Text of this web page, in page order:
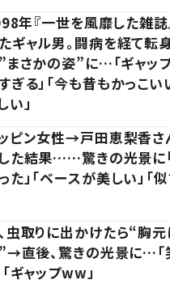
年『一世を風靡した雑誌
ギャル男。闘病を経て転
まさかの姿”に…「ギャップ
ぎる」「今も昔もかっこい
い」
ピン女性→戸田恵梨香さ
た結果……驚きの光景に
た」「ベースが美しい」「似
虫取りに出かけたら“胸
直後、驚きの光景に…「
「ギャップww」